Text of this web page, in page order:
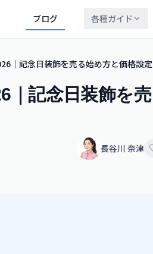
ブログ 各種ガイド
｜記念日装飾を売る始め方と価格設定
｜記念日装飾を売
長谷川 奈津